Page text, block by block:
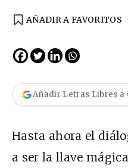
AÑADIR A FAVORITOS
Añadir Letras Libres a
Hasta ahora el
a ser la llave